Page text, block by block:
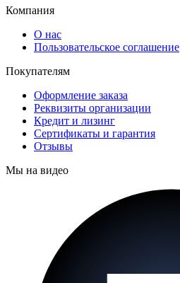
Компания
О нас
Пользовательское соглашение
Покупателям
Оформление заказа
Реквизиты организации
Кредит и лизинг
Сертификаты и гарантия
Отзывы
Мы на видео